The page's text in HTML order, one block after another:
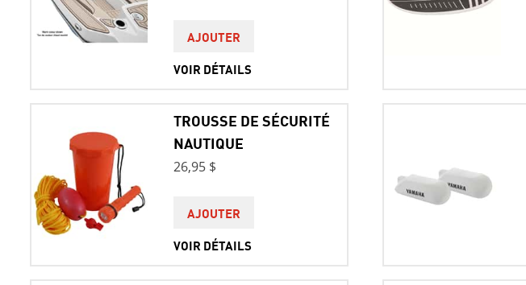
AJOUTER
VOIR DÉTAILS
TROUSSE DE SÉCURITÉ
NAUTIQUE
26,95 $
AJOUTER
VOIR DÉTAILS